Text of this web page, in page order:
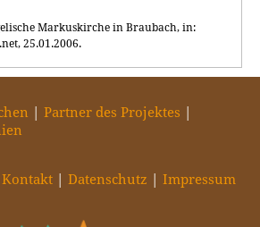
Markuskirche in Braubach, in:
25.01.2006.
Partner des Projektes
Kontakt Datenschutz Impressum